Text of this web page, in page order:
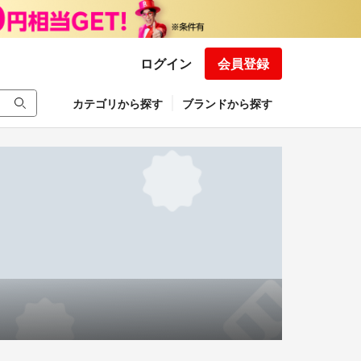
ログイン 会員登録
カテゴリから探す ブランドから探す